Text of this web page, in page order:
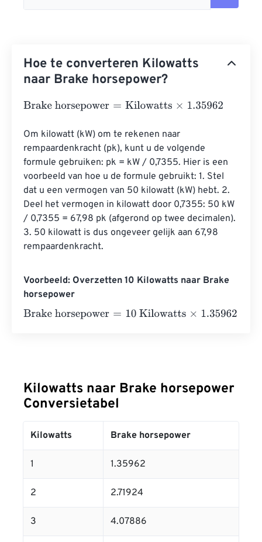
Hoe te converteren Kilowatts
naar Brake horsepower?
Brake horsepower=Kilowatts×1.35962
Om kilowatt (kW) om te rekenen naar
rempaardenkracht (pk), kunt u de volgende
formule gebruiken: pk = kW / 0,7355. Hier is een
voorbeeld van hoe u de formule gebruikt: 1. Stel
dat u een vermogen van 50 kilowatt (kW) hebt. 2.
Deel het vermogen in kilowatt door 0,7355: 50 kW
/ 0,7355 = 67,98 pk (afgerond op twee decimalen).
3. 50 kilowatt is dus ongeveer gelijk aan 67,98
rempaardenkracht.
Voorbeeld: Overzetten 10 Kilowatts naar Brake
horsepower
Brake horsepower=10 Kilowatts×1.35962 =13.5962
Kilowatts naar Brake horsepower
Conversietabel
Kilowatts Brake horsepower
1 1.35962
2 2.71924
3 4.07886